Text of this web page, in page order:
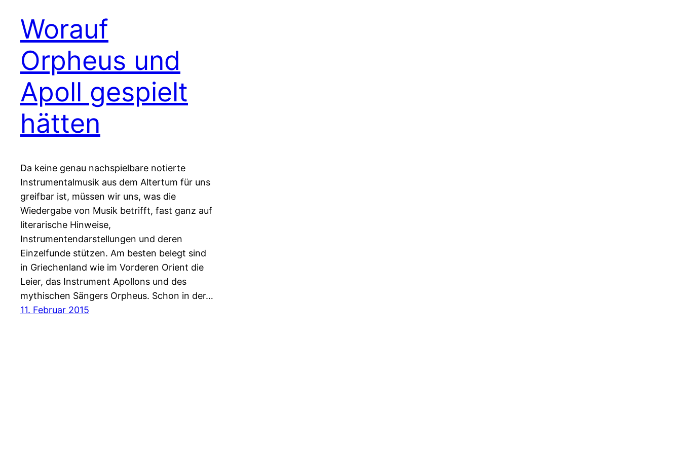
Worauf
Orpheus und
Apoll gespielt
hätten
Da keine genau nachspielbare notierte
Instrumentalmusik aus dem Altertum für uns
greifbar ist, müssen wir uns, was die
Wiedergabe von Musik betrifft, fast ganz auf
literarische Hinweise,
Instrumentendarstellungen und deren
Einzelfunde stützen. Am besten belegt sind
in Griechenland wie im Vorderen Orient die
Leier, das Instrument Apollons und des
mythischen Sängers Orpheus. Schon in der…
11. Februar 2015